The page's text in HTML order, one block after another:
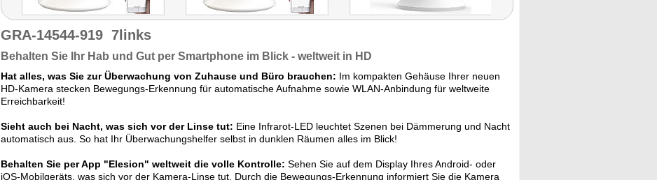
GRA-14544-919 7links
Behalten Sie Ihr Hab und Gut per Smartphone im Blick - weltweit in HD
Hat alles, was Sie zur Überwachung von Zuhause und Büro brauchen: Im kompakten Gehäuse Ihrer neuen
HD-Kamera stecken Bewegungs-Erkennung für automatische Aufnahme sowie WLAN-Anbindung für weltweite
Erreichbarkeit!
Sieht auch bei Nacht, was sich vor der Linse tut: Eine Infrarot-LED leuchtet Szenen bei Dämmerung und Nacht
automatisch aus. So hat Ihr Überwachungshelfer selbst in dunklen Räumen alles im Blick!
Behalten Sie per App "Elesion" weltweit die volle Kontrolle: Sehen Sie auf dem Display Ihres Android- oder
iOS-Mobilgeräts, was sich vor der Kamera-Linse tut. Durch die Bewegungs-Erkennung informiert Sie die Kamera